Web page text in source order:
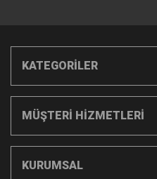
KATEGORİLER
MÜŞTERİ HİZMETLERİ
KURUMSAL